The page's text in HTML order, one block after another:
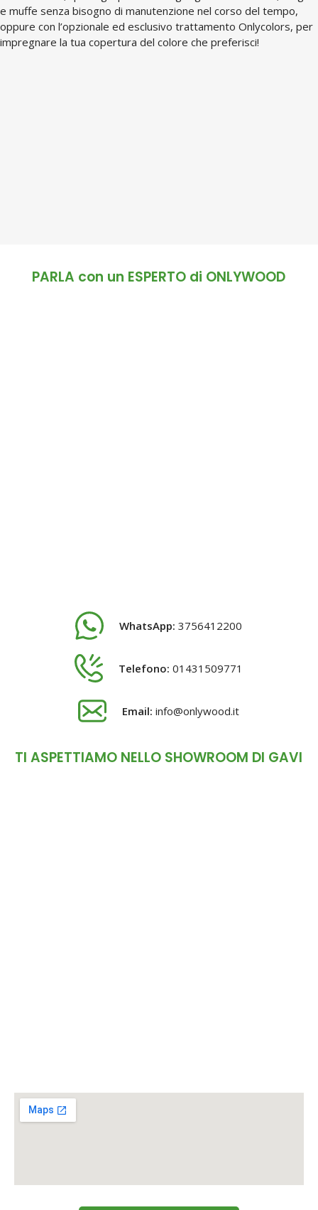
e muffe senza bisogno di manutenzione nel corso del tempo,
oppure con l’opzionale ed esclusivo trattamento Onlycolors, per
impregnare la tua copertura del colore che preferisci!
PARLA con un ESPERTO di ONLYWOOD
WhatsApp: 3756412200
Telefono: 01431509771
Email: info@onlywood.it
TI ASPETTIAMO NELLO SHOWROOM DI GAVI